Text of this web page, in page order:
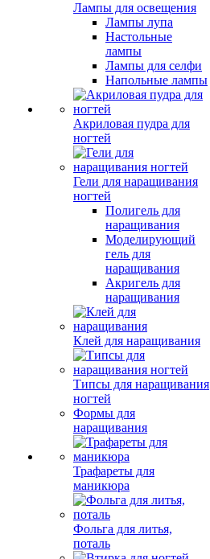
Лампы для освещения
Лампы лупа
Настольные
лампы
Лампы для селфи
Напольные лампы
Акриловая пудра для
ногтей
Гели для наращивания
ногтей
Полигель для
наращивания
Моделирующий
гель для
наращивания
Акригель для
наращивания
Клей для наращивания
Типсы для наращивания
ногтей
Формы для
наращивания
Трафареты для
маникюра
Фольга для литья,
поталь